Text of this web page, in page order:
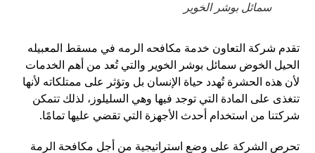
سمائل بوشر الخوير
تقدم شركة التعاون خدمة مكافحه الرمه في مسقط المعبيله
الحيل الخوض سمائل بوشر الخوير والتي تُعد من أهم الخدمات
لأن هذه الحشرة تُهدد حياة الإنسان بل وتؤثر على ممتلكاته لأنها
تتغذى على المادة التي توجد فيها وهي السليلوز، لذلك تتمكن
شركتنا من استخدام أحدث الأجهزة التي تقضي عليها تمامًا.
تحرص الشركة على وضع استراتيجية من أجل مكافحة الرمة